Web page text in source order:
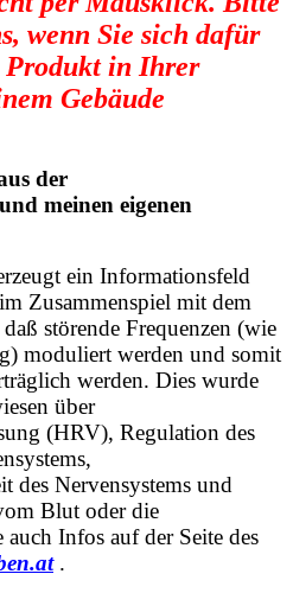
wenn Sie sich dafür
Produkt in Ihrer
Gebäude
der
meinen eigenen
ein Informationsfeld
Zusammenspiel mit dem
störende Frequenzen (wie
moduliert werden und somit
werden. Dies wurde
über
(HRV), Regulation des
des Nervensystems und
Blut oder die
auch Infos auf der Seite des
.